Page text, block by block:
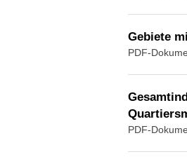
Gebiete
PDF-
PDF-